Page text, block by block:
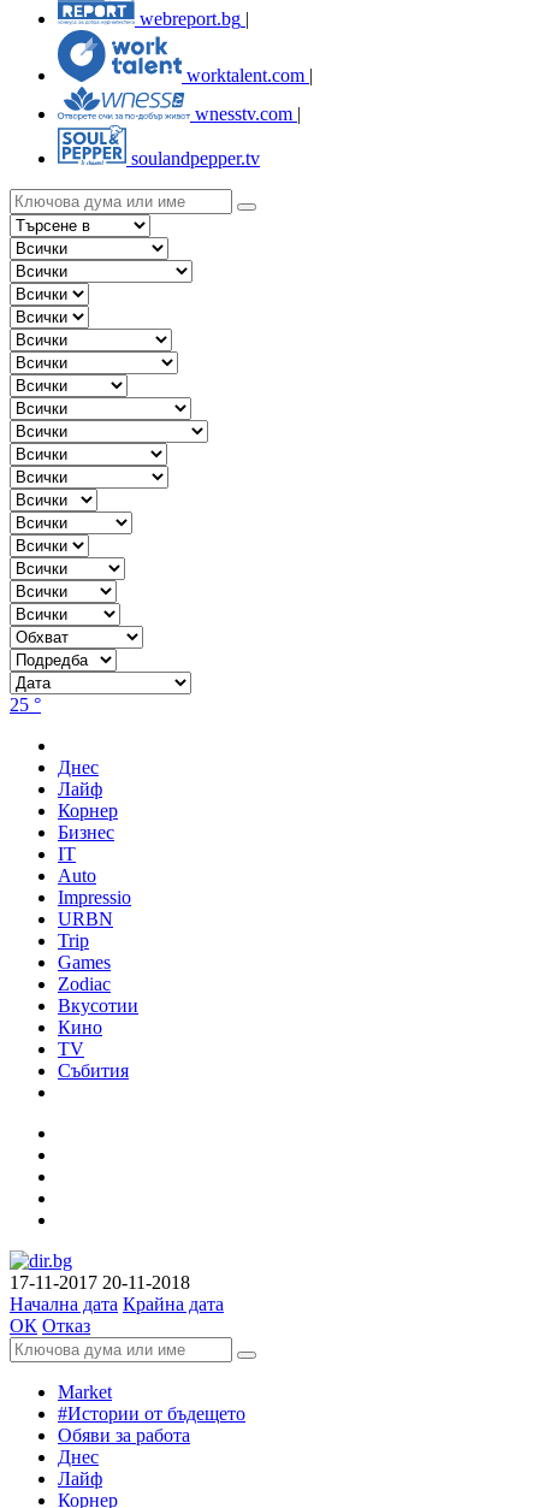
webreport.bg
worktalent.com |
wnesstv.com |
soulandpepper.tv
25 °
Днес
Лайф
Корнер
Бизнес
IT
Auto
Impressio
URBN
Trip
Games
Zodiac
Вкусотии
Кино
TV
Събития
17-11-2017 20-11-2018
Начална дата Крайна дата
ОК Отказ
Market
#Истории от бъдещето
Обяви за работа
Днес
Лайф
Корнер